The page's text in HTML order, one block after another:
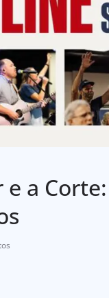
e a